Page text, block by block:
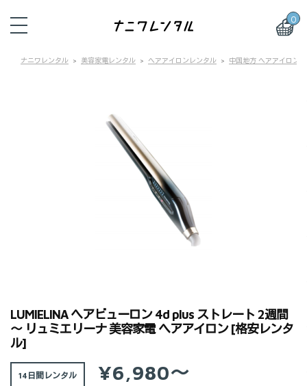
0
ナニワレンタル 美容家電レンタル ヘアアイロンレンタル 中国地方 ヘアアイロン
LUMIELINA ヘアビューロン 4d plus ストレート 2週間
～ リュミエリーナ 美容家電 ヘアアイロン [格安レンタ
ル]
14日間 ¥6,980～